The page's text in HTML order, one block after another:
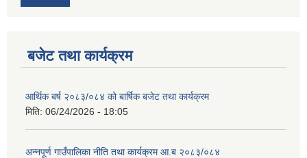
बजेट तथा कार्यक्रम
आर्थिक बर्ष २०८३/०८४ को बार्षिक बजेट तथा कार्यक्रम
मिति: 06/24/2026 - 18:05
अन्नपूर्ण गाउँपालिका नीति तथा कार्यक्रम आ.ब २०८३/०८४